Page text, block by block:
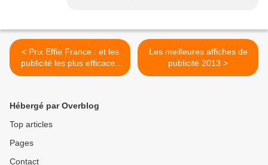
< Prix Effie France : et les
publicité les plus efficaces
de 2013 sont...
Les meilleures affiches de
publicité 2013 >
Hébergé par Overblog
Top articles
Pages
Contact